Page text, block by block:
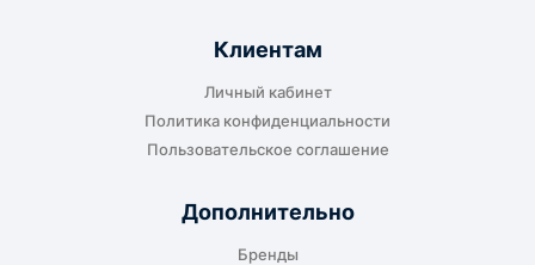
Клиентам
Личный кабинет
Политика конфиденциальности
Пользовательское соглашение
Дополнительно
Бренды